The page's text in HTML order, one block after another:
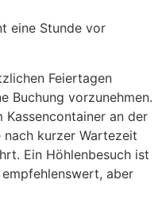
eine Stunde vor
Feiertagen
Buchung vorzunehmen.
Kassencontainer an der
nach kurzer Wartezeit
Ein Höhlenbesuch ist
aber